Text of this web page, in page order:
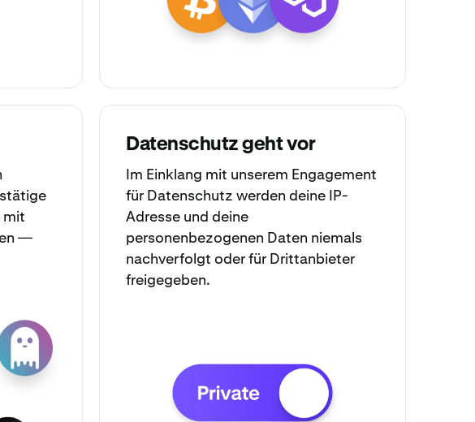
mit
—
Datenschutz geht vor
Im Einklang mit unserem Engagement
für Datenschutz werden deine IP-
Adresse und deine
personenbezogenen Daten niemals
nachverfolgt oder für Drittanbieter
freigegeben.